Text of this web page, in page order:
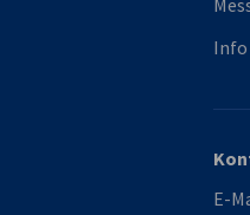
Info
E-